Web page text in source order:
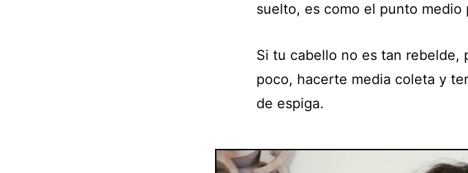
suelto, es como el punto medio
Si tu cabello no es tan rebelde,
poco, hacerte media coleta y
de espiga.